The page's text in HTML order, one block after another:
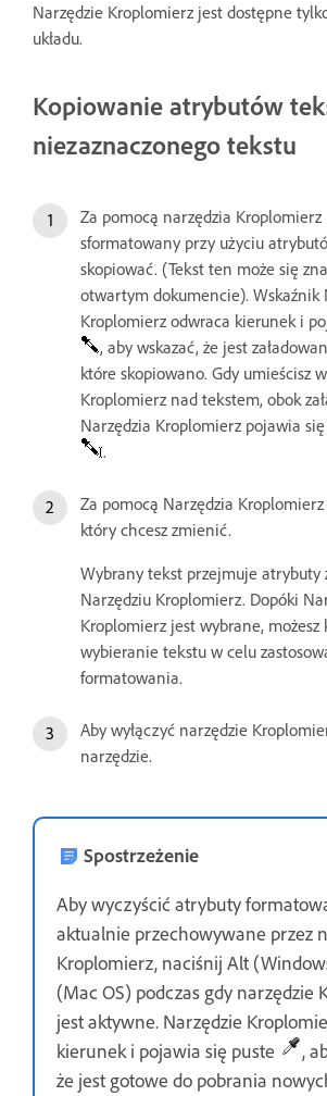
Narzędzie Kroplomierz jest dostępne
układu.
Kopiowanie atrybutów
niezaznaczonego tekstu
Za pomocą narzędzia Kroplomierz
sformatowany przy użyciu
skopiować. (Tekst ten może się
otwartym dokumencie). Wskaźnik
Kroplomierz odwraca kierunek i
, aby wskazać, że jest
które skopiowano. Gdy umieścisz
Kroplomierz nad tekstem, obok
Narzędzia Kroplomierz pojawia
.
Za pomocą Narzędzia
który chcesz zmienić.
Wybrany tekst przejmuje atrybuty
Narzędziu Kroplomierz. Dopóki
Kroplomierz jest wybrane,
wybieranie tekstu w celu
formatowania.
Aby wyłączyć narzędzie
narzędzie.
Spostrzeżenie
Aby wyczyścić atrybuty
aktualnie przechowywane przez
Kroplomierz, naciśnij Alt
(Mac OS) podczas gdy narzędzie
jest aktywne. Narzędzie
kierunek i pojawia się puste
,
że jest gotowe do pobrania